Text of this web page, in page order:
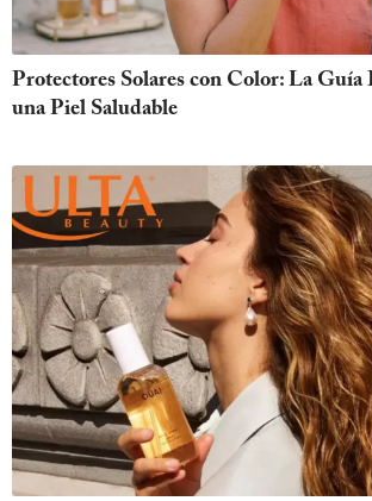
Protectores Solares con Color: La
una Piel Saludable